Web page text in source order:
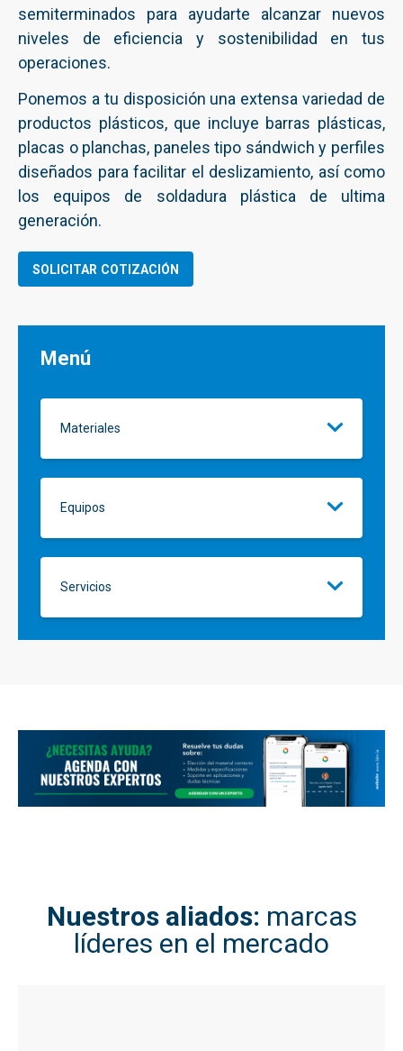
semiterminados para ayudarte alcanzar nuevos
niveles de eficiencia y sostenibilidad en tus
operaciones.
Ponemos a tu disposición una extensa variedad de
productos plásticos, que incluye barras plásticas,
placas o planchas, paneles tipo sándwich y perfiles
diseñados para facilitar el deslizamiento, así como
los equipos de soldadura plástica de ultima
generación.
SOLICITAR COTIZACIÓN
Menú
Materiales
Equipos
Servicios
Nuestros aliados: marcas
líderes en el mercado